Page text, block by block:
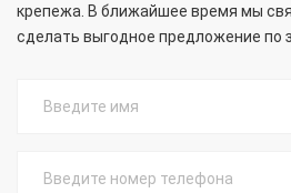
крепежа. В ближайшее время мы
сделать выгодное предложение по